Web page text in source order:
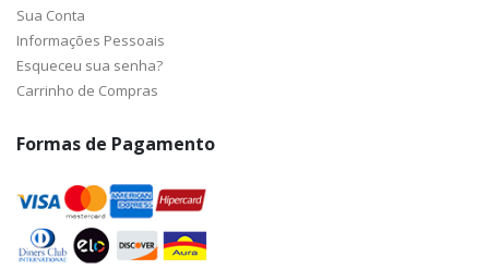
Sua Conta
Informações Pessoais
Esqueceu sua senha?
Carrinho de Compras
Formas de Pagamento